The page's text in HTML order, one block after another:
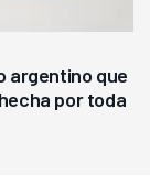
argentino que
por toda